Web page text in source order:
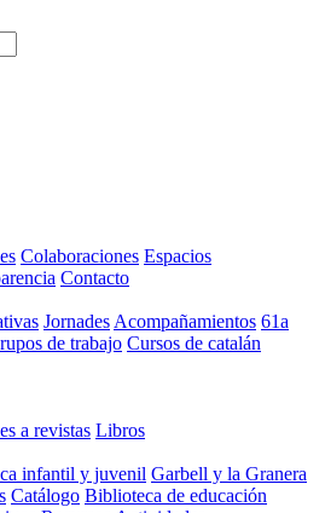
Colaboraciones Espacios
Contacto
Jornades Acompañamientos 61a
de trabajo Cursos de catalán
a revistas Libros
infantil y juvenil Garbell y la Granera
Catálogo Biblioteca de educación